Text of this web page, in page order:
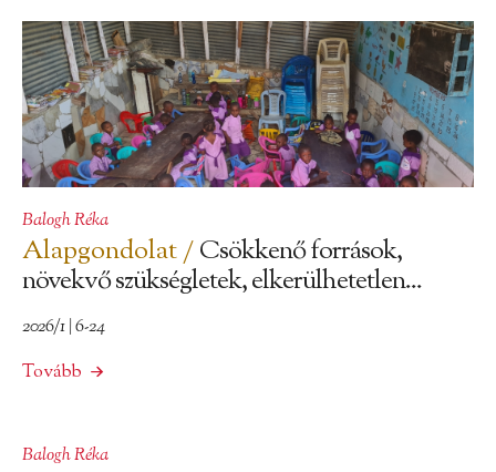
Balogh Réka
Alapgondolat /Csökkenő források,
növekvő szükségletek, elkerülhetetlen...
2026/1 | 6-24
Tovább
Balogh Réka